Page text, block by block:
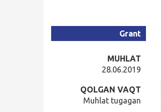
Grant
MUHLAT
28.06.2019
QOLGAN VAQT
Muhlat tugagan